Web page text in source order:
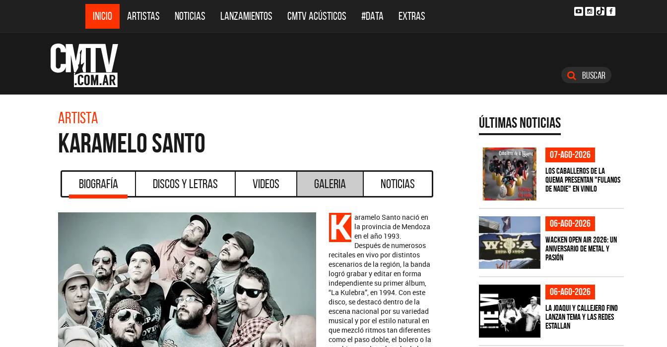
INICIO ARTISTAS NOTICIAS LANZAMIENTOS CMTV ACÚSTICOS #DATA EXTRAS
Buscar
Artista
Karamelo Santo
Biografía Discos y Letras Videos Galeria Noticias
K aramelo Santo nació en
la provincia de Mendoza
en el año 1993.
Después de numerosos
recitales en vivo por distintos
escenarios de la región, la banda
logró grabar y editar en forma
independiente su primer álbum,
“La Kulebra”, en 1994. Con este
disco, se destacó dentro de la
escena nacional por su variedad
musical y por el estilo natural en
que mezcló ritmos tan diferentes
como el paso doble, el bolero o la
Últimas Noticias
07-ago-2026
Los Caballeros de la
Quema presentan "Fulanos
de Nadie" en vinilo
06-ago-2026
Wacken Open Air 2026: Un
aniversario de metal y
pasión
06-ago-2026
La Joaqui y Callejero Fino
lanzan tema y las redes
estallan